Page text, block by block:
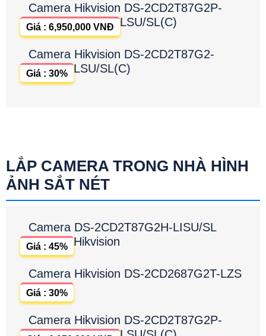
Camera Hikvision DS-2CD2T87G2P-
LSU/SL(C)
Giá : 6,950,000 VNĐ
Camera Hikvision DS-2CD2T87G2-
LSU/SL(C)
Giá : 30%
LẮP CAMERA TRONG NHÀ HÌNH
ẢNH SẮT NÉT
Camera DS-2CD2T87G2H-LISU/SL
Hikvision
Giá : 45%
Camera Hikvision DS-2CD2687G2T-LZS
Giá : 30%
Camera Hikvision DS-2CD2T87G2P-